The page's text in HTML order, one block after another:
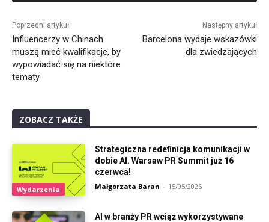
Poprzedni artykuł
Influencerzy w Chinach
muszą mieć kwalifikacje, by
wypowiadać się na niektóre
tematy
Następny artykuł
Barcelona wydaje wskazówki
dla zwiedzających
ZOBACZ TAKŻE
Wydarzenia
Strategiczna redefinicja komunikacji w
dobie AI. Warsaw PR Summit już 16
czerwca!
Małgorzata Baran - 15/05/2026
AI w branży PR wciąż wykorzystywane